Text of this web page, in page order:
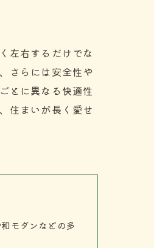
左右するだけでな
さらには安全性や
とに異なる快適性
住まいが長く愛せ
モダンなどの多